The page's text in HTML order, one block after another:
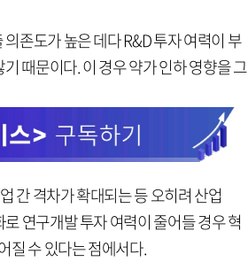
존도가 높은 데다 R&D 투자 여력이 부
때문이다. 이 경우 약가 인하 영향을 그
간 격차가 확대되는 등 오히려 산업
연구개발 투자 여력이 줄어들 경우 혁
질 수 있다는 점에서다.